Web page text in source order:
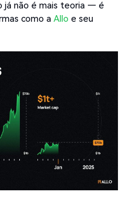
já não é mais teoria — é
como a Allo e seu